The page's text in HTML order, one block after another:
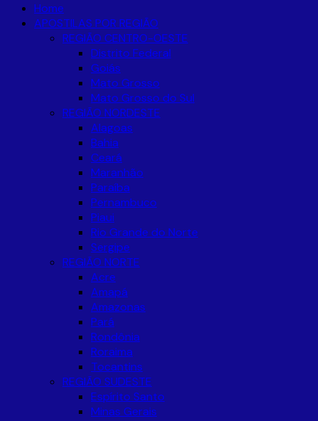
Home
APOSTILAS POR REGIÃO
REGIÃO CENTRO-OESTE
Distrito Federal
Goiás
Mato Grosso
Mato Grosso do Sul
REGIÃO NORDESTE
Alagoas
Bahia
Ceará
Maranhão
Paraíba
Pernambuco
Piaui
Rio Grande do Norte
Sergipe
REGIÃO NORTE
Acre
Amapá
Amazonas
Pará
Rondônia
Roraima
Tocantins
REGIÃO SUDESTE
Espírito Santo
Minas Gerais